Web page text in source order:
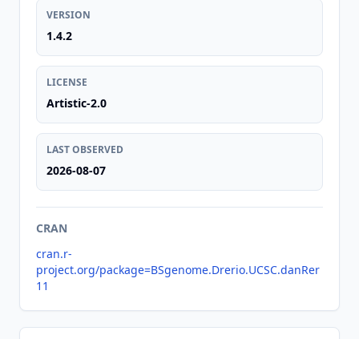
VERSION
1.4.2
LICENSE
Artistic-2.0
LAST OBSERVED
2026-08-07
CRAN
cran.r-
project.org/package=BSgenome.Drerio.UCSC.danRer
11